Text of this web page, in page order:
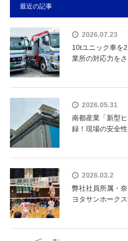
最近の記事
2026.07.23
10tユニック車
業所の対応力を
2026.05.31
南都産業「新型
録！現場の安全
2026.03.2
弊社社員所属・
ヨタサンホーク